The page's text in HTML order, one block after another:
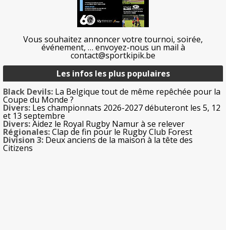
Vous souhaitez annoncer votre tournoi, soirée,
événement, … envoyez-nous un mail à
contact@sportkipik.be
Les infos les plus populaires
Black Devils: La Belgique tout de même repêchée pour la
Coupe du Monde ?
Divers: Les championnats 2026-2027 débuteront les 5, 12
et 13 septembre
Divers:Aidez le Royal Rugby Namur à se relever
Régionales:Clap de fin pour le Rugby Club Forest
Division 3: Deux anciens de la maison à la tête des
Citizens